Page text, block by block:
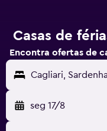
Casas de
Encontra ofertas de
Cagliari,
seg 17/8